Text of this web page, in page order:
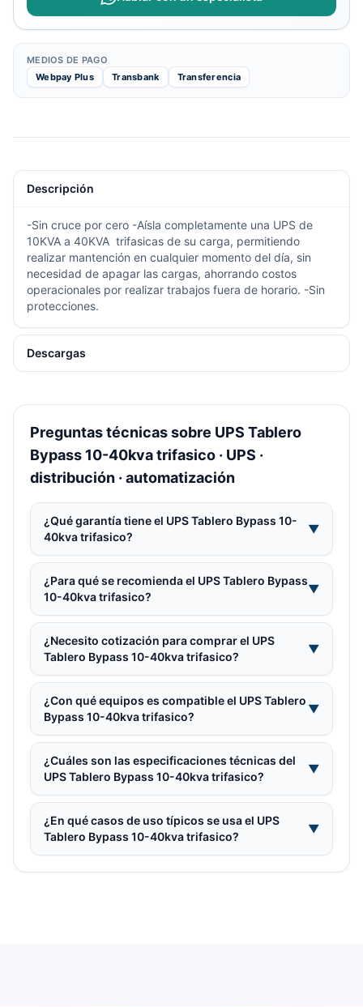
MEDIOS DE PAGO
Webpay Plus
Transbank Transferencia
Descripción
-Sin cruce por cero -Aísla completamente una UPS de
10KVA a 40KVA trifasicas de su carga, permitiendo
realizar mantención en cualquier momento del día, sin
necesidad de apagar las cargas, ahorrando costos
operacionales por realizar trabajos fuera de horario. -Sin
protecciones.
Descargas
Preguntas técnicas sobre UPS Tablero
Bypass 10-40kva trifasico · UPS ·
distribución · automatización
¿Qué garantía tiene el UPS Tablero Bypass 10-
40kva trifasico?
▼
¿Para qué se recomienda el UPS Tablero Bypass
10-40kva trifasico?
▼
¿Necesito cotización para comprar el UPS
Tablero Bypass 10-40kva trifasico?
▼
¿Con qué equipos es compatible el UPS Tablero
Bypass 10-40kva trifasico?
▼
¿Cuáles son las especificaciones técnicas del
UPS Tablero Bypass 10-40kva trifasico?
▼
¿En qué casos de uso típicos se usa el UPS
Tablero Bypass 10-40kva trifasico?
▼